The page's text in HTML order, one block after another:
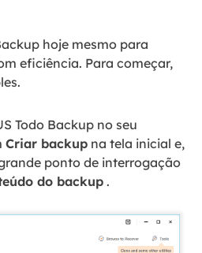
hoje mesmo para
eficiência. Para começar,
Todo Backup no seu
Criar backupna tela inicial e,
ponto de interrogação
do backup.